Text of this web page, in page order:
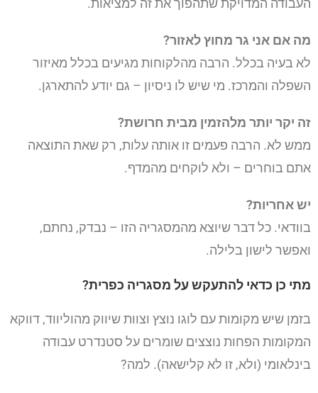
העבודה המדויקת שתהפוך את זה למציאות.
מה אם אני גר מחוץ לאזור?
לא בעיה בכלל. הרבה מהלקוחות מגיעים בכלל מאיזור
השפלה והמרכז. מי שיש לו ניסיון – גם יודע להתארגן.
זה יקר יותר מלהזמין מבית חרושת?
ממש לא. הרבה פעמים זו אותה עלות, רק שאת התוצאה
אתם בוחרים – ולא לוקחים מהמדף.
יש אחריות?
בוודאי. כל דבר שיוצא מהמסגריה הזו – נבדק, נחתם,
ואפשר לישון בלילה.
מתי כן כדאי להתעקש על מסגריה כפרית?
בזמן שיש מקומות עם לוגו נוצץ וצוות שיווק מהוליווד, דווקא
המקומות הפחות נוצצים שומרים על סטנדרט עבודה
בינלאומי (ולא, זו לא קלישאה). למה?